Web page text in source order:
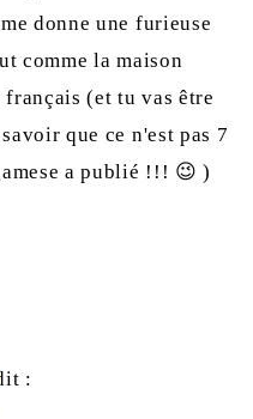
donne une furieuse
comme la maison
(et tu vas être
que ce n'est pas 7
a publié !!! 😉 )
: